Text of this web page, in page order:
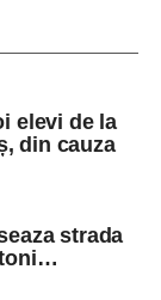
elevi de la
din cauza
strada